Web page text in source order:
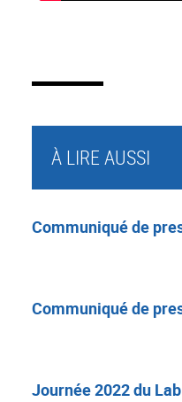
À LIRE AUSSI
Communiqué de
Communiqué de
Journée 2022 du